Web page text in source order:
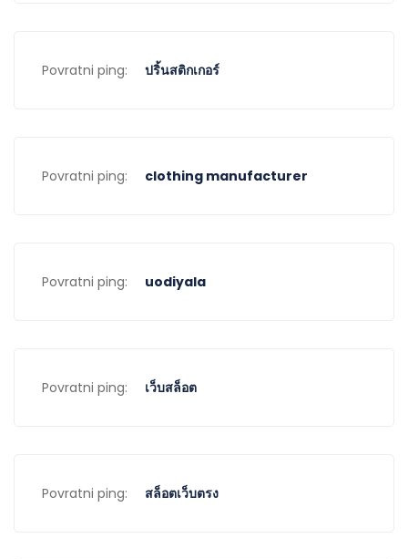
Povratni ping: ปริ้นสติกเกอร์
Povratni ping: clothing manufacturer
Povratni ping: uodiyala
Povratni ping: เว็บสล็อต
Povratni ping: สล็อตเว็บตรง